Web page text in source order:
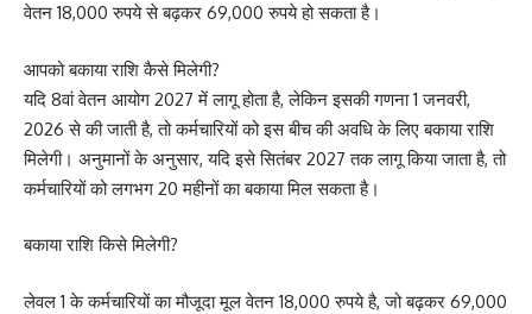
वेतन 18,000 रुपये से बढ़कर 69,000 रुपये हो सकता है।
आपको बकाया राशि कैसे मिलेगी?
यदि 8वां वेतन आयोग 2027 में लागू होता है, लेकिन इसकी गणना 1 जनवरी,
2026 से की जाती है, तो कर्मचारियों को इस बीच की अवधि के लिए बकाया राशि
मिलेगी। अनुमानों के अनुसार, यदि इसे सितंबर 2027 तक लागू किया जाता है, तो
कर्मचारियों को लगभग 20 महीनों का बकाया मिल सकता है।
बकाया राशि किसे मिलेगी?
लेवल 1 के कर्मचारियों का मौजूदा मूल वेतन 18,000 रुपये है, जो बढ़कर 69,000